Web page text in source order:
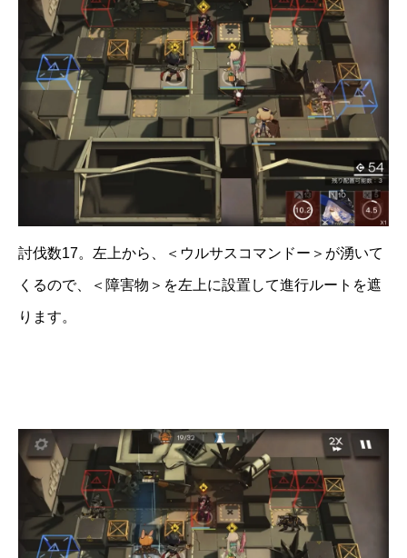
討伐数17。左上から、＜ウルサスコマンドー＞が湧いて
くるので、＜障害物＞を左上に設置して進行ルートを遮
ります。